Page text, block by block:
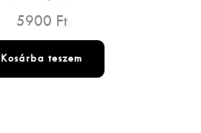
5900 Ft
Kosárba teszem